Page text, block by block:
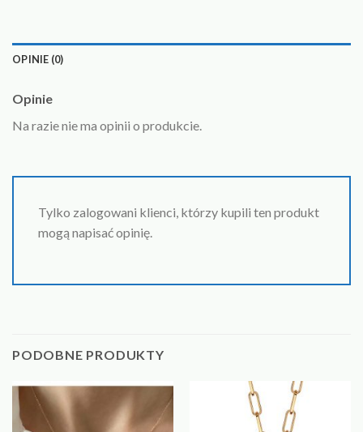
OPINIE (0)
Opinie
Na razie nie ma opinii o produkcie.
Tylko zalogowani klienci, którzy kupili ten produkt
mogą napisać opinię.
PODOBNE PRODUKTY